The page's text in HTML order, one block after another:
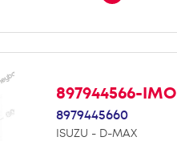
897944566-IMO
8979445660
ISUZU - D-MAX